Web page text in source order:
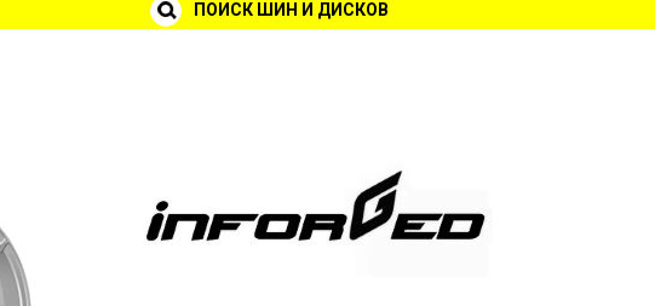
ПОИСК ШИН И ДИСКОВ